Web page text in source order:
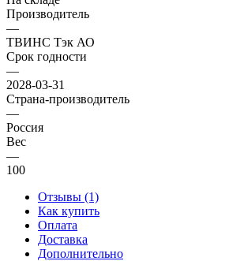
Производитель
—
ТВИНС Тэк АО
Срок годности
—
2028-03-31
Страна-производитель
—
Россия
Вес
—
100
Отзывы (1)
Как купить
Оплата
Доставка
Дополнительно